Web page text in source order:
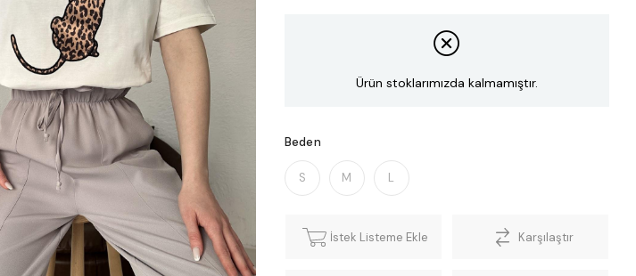
Ürün stoklarımızda kalmamıştır.
Beden
S M L
İstek Listeme Ekle Karşılaştır